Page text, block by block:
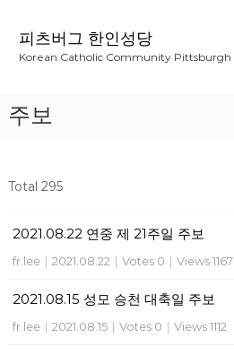
피츠버그 한인성당
Korean Catholic Community Pittsburgh
주보
Total 295
2021.08.22 연중 제 21주일 주보
fr.lee | 2021.08.22 | Votes 0 | Views 1167
2021.08.15 성모 승천 대축일 주보
fr.lee | 2021.08.15 | Votes 0 | Views 1112